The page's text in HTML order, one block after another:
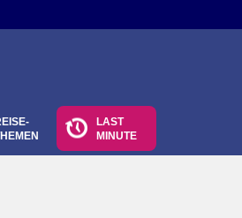
LAST
MINUTE